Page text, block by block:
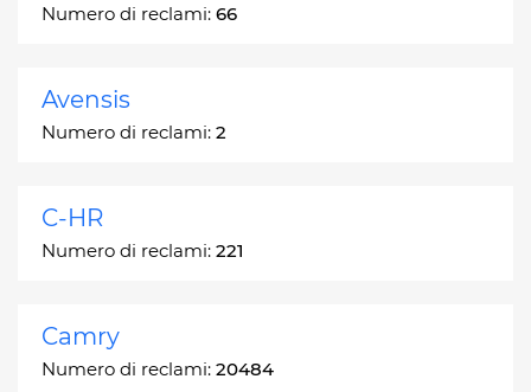
Numero di reclami: 66
Avensis
Numero di reclami: 2
C-HR
Numero di reclami: 221
Camry
Numero di reclami: 20484